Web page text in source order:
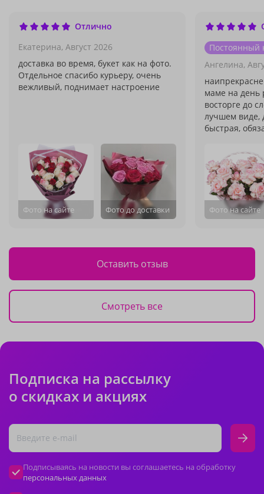
Отлично
Екатерина, Август 2026
доставка во время, букет как на фото.
Отдельное спасибо курьеру, очень
вежливый, поднимает настроение
Фото на сайте Фото до доставки
Постоянный
Ангелина,
маме на день
восторге до
лучшем виде,
быстрая,
Фото на сайте
Оставить отзыв
Смотреть все
Подписка на рассылку
о скидках и акциях
Подписываясь на новости вы соглашаетесь на обработку
персональных данных